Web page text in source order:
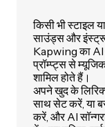
किसी भी स्टाइल
साउंड्स और
Kapwing का
प्रॉम्प्ट्स से
शामिल होते हैं।
अपने खुद के
साथ सेट करें, या
करें, और AI